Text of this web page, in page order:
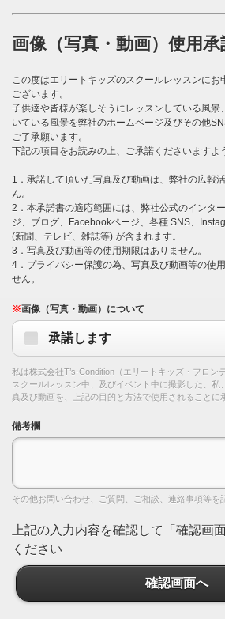
画像（写真・動画）使用
この度はエリートキッズのスクールレッスンにお
ございます。
子供達や皆様が楽しそうにレッスンしている風景
いている風景を弊社のホームページ及びその他
ご了承願います。
下記の項目をお読みの上、ご承諾くださいますよ
1．承諾して頂いた写真及び動画は、弊社の広報
ん。
2．本承諾書の適応範囲には、弊社公式のインタ
ジ、ブログ、Facebookページ、各種 SNS、
(新聞、テレビ、雑誌等) が含まれます。
3．写真及び動画等の使用期限はありません。
4．プライバシー保護の為、写真及び動画等の使
せん。
※画像（写真・動画）について
承諾します
私は株式会社T’s-Condition（エリートキッズ・フロン
スクールレッスン中、及びイベント中に撮影した、私
真及び動画を、上記の目的と方法で使用されることに
備考欄
その他お問い合わせ、ご質問、ご相談、連絡事項等を
上記の入力内容を確認して「確認画
ください
確認画面へ